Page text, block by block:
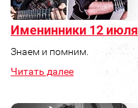
Именинники 12 июля
Знаем и помним.
Читать далее